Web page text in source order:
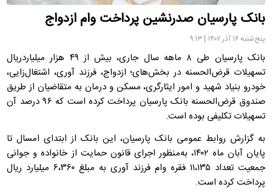
بانک پارسیان صدرنشین پرداخت وام ازدواج
پنج‌شنبه ۱۶ آذر ۱۴۰۲ | ۹:۱۳
بانک پارسیان طی ۸‌ ماهه سال جاری، بیش از ۴۹ هزار میلیاردریال
تسهیلات قرض‌الحسنه در بخش‌های؛ ازدواج، فرزند آوری، اشتغال‌زایی،
خودرو بنیاد شهید و امور ایثارگری، مسکن و درمان به متقاضیان از طریق
صندوق قرض‌الحسنه بانک پارسیان پرداخت کرده است که ۹۶ درصد آن
تسهیلات تکلیفی بوده است.
به گزارش روابط عمومی بانک پارسیان، این بانک از ابتدای امسال تا
پایان آبان ماه ۱۴۰۲، به‌منظور اجرای قانون حمایت از خانواده و جوانی
جمعیت تعداد ۱۱،۱۳۵ فقره وام فرزند آوری به مبلغ ۶،۳۶۰ میلیارد ریال
پرداخت کرده است.